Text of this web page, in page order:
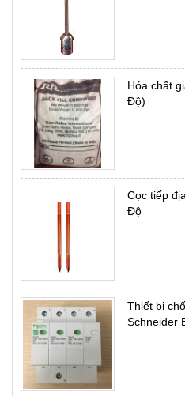
Hóa chất
Độ)
Cọc tiếp
Độ
Thiết bị
Schneider